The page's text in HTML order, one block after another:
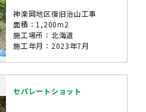
神楽岡地区復旧治山工事
面積：1,200m2
施工場所：北海道
施工年月：2023年7月
セパレートショット